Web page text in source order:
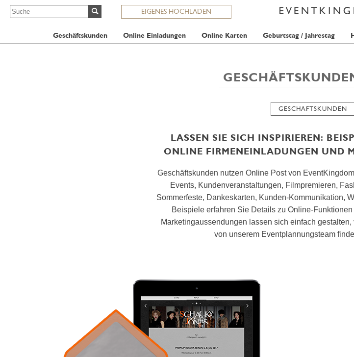
EIGENES HOCHLADEN
Geschäftskunden Online Einladungen Online Karten Geburtstag / Jahrestag
GESCHÄFTSKUNDEN
EINLADUNGEN
SAVE THE DATES
GÄSTEMANAGEMENT
CHECK IN ASSISTENT
UMFRAGEN &
EINFACHE VERSAND-
LASSEN SIE SICH INSPIRIEREN:
ONLINE FIRMENEINLADUNGEN UND
Geschäftskunden nutzen Online Post von
Events, Kundenveranstaltungen, Filmpremieren,
Sommerfeste, Dankeskarten, Kunden-Kommunikation,
Beispiele erfahren Sie Details zu Online-Funktionen
Marketingaussendungen lassen sich einfach
von unserem Eventplannungsteam